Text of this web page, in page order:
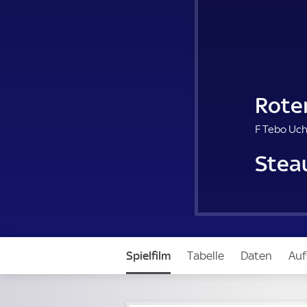
F Tebo
Spielfilm Tabelle Daten